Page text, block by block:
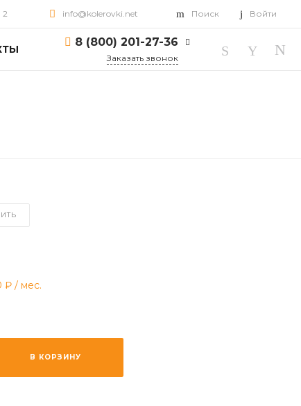
2 info@kolerovki.net Поиск Войти
8 (800) 201-27-36
Заказать звонок
₽ / мес.
В КОРЗИНУ